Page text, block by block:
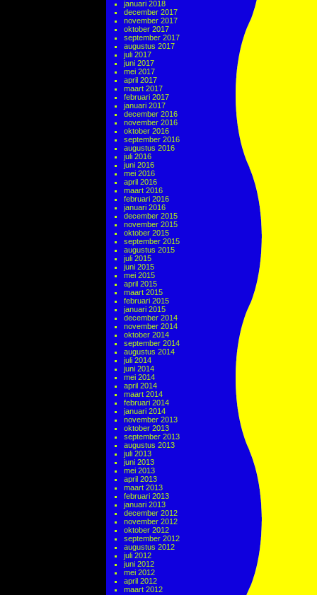
januari 2018
december 2017
november 2017
oktober 2017
september 2017
augustus 2017
juli 2017
juni 2017
mei 2017
april 2017
maart 2017
februari 2017
januari 2017
december 2016
november 2016
oktober 2016
september 2016
augustus 2016
juli 2016
juni 2016
mei 2016
april 2016
maart 2016
februari 2016
januari 2016
december 2015
november 2015
oktober 2015
september 2015
augustus 2015
juli 2015
juni 2015
mei 2015
april 2015
maart 2015
februari 2015
januari 2015
december 2014
november 2014
oktober 2014
september 2014
augustus 2014
juli 2014
juni 2014
mei 2014
april 2014
maart 2014
februari 2014
januari 2014
november 2013
oktober 2013
september 2013
augustus 2013
juli 2013
juni 2013
mei 2013
april 2013
maart 2013
februari 2013
januari 2013
december 2012
november 2012
oktober 2012
september 2012
augustus 2012
juli 2012
juni 2012
mei 2012
april 2012
maart 2012